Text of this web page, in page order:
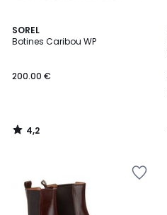
SOREL
Botines Caribou WP
200.00 €
4,2
/ 5
4,2
/